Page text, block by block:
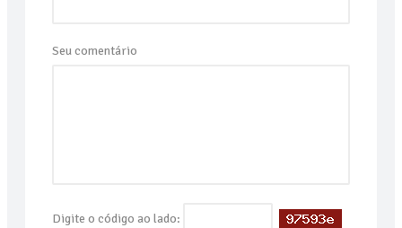
Seu comentário
Digite o código ao lado: